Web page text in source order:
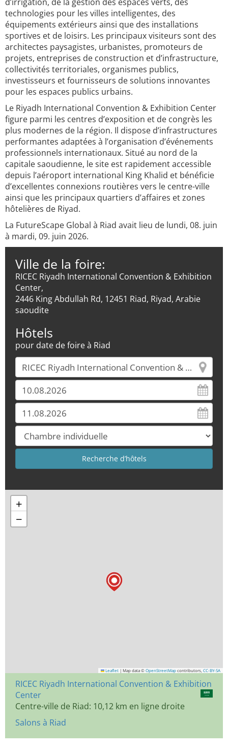
technologies pour les villes intelligentes, des
équipements extérieurs ainsi que des installations
sportives et de loisirs. Les principaux visiteurs sont des
architectes paysagistes, urbanistes, promoteurs de
projets, entreprises de construction et d’infrastructure,
collectivités territoriales, organismes publics,
investisseurs et fournisseurs de solutions innovantes
pour les espaces publics urbains.
Le Riyadh International Convention & Exhibition Center
figure parmi les centres d’exposition et de congrès les
plus modernes de la région. Il dispose d’infrastructures
performantes adaptées à l’organisation d’événements
professionnels internationaux. Situé au nord de la
capitale saoudienne, le site est rapidement accessible
depuis l’aéroport international King Khalid et bénéficie
d’excellentes connexions routières vers le centre-ville
ainsi que les principaux quartiers d’affaires et zones
hôtelières de Riyad.
La FutureScape Global à Riad avait lieu de lundi, 08. juin
à mardi, 09. juin 2026.
Ville de la foire:
RICEC Riyadh International Convention & Exhibition
Center,
2446 King Abdullah Rd, 12451 Riad, Riyad, Arabie
saoudite
Hôtels
pour date de foire à Riad
+
−
Leaflet | Map data © OpenStreetMap contributors, CC-BY-SA
RICEC Riyadh International Convention & Exhibition
Center
Centre-ville de Riad: 10,12 km en ligne droite
Salons à Riad